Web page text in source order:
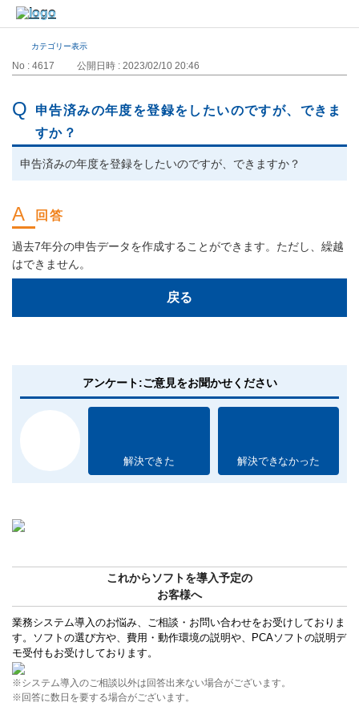
カテゴリー表示
No : 4617 公開日時 : 2023/02/10 20:46
申告済みの年度を登録をしたいのですが、できま
すか？
申告済みの年度を登録をしたいのですが、できますか？
過去7年分の申告データを作成することができます。ただし、繰越
はできません。
戻る
アンケート:ご意見をお聞かせください
解決できた 解決できなかった
これからソフトを導入予定の
お客様へ
業務システム導入のお悩み、ご相談・お問い合わせをお受けしておりま
す。ソフトの選び方や、費用・動作環境の説明や、PCAソフトの説明デ
モ受付もお受けしております。
※システム導入のご相談以外は回答出来ない場合がございます。
※回答に数日を要する場合がございます。